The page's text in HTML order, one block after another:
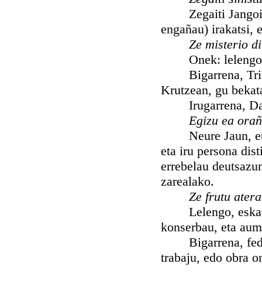
Zegaiti
engañau) irakatsi,
Ze misterio
Onek: lelengo
Bigarrena,
Krutzean, gu
Irugarrena,
Egizu ea
Neure Jaun, eta
eta iru persona
errebelau
zarealako.
Ze frutu
Lelengo, eskatu
konserbau, eta
Bigarrena,
trabaju, edo obra